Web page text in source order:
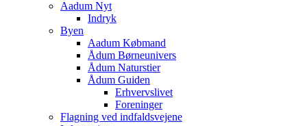
Aadum Nyt
Indryk
Byen
Aadum Købmand
Ådum Børneunivers
Ådum Naturstier
Ådum Guiden
Erhvervslivet
Foreninger
Flagning ved indfaldsvejene